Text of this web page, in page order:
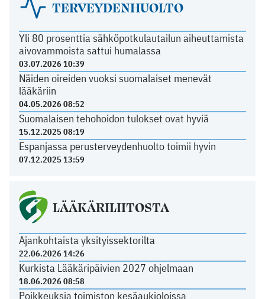
TERVEYDENHUOLTO
Yli 80 prosenttia sähköpotkulautailun aiheuttamista
aivovammoista sattui humalassa
03.07.2026 10:39
Näiden oireiden vuoksi suomalaiset menevät
lääkäriin
04.05.2026 08:52
Suomalaisen tehohoidon tulokset ovat hyviä
15.12.2025 08:19
Espanjassa perusterveydenhuolto toimii hyvin
07.12.2025 13:59
LÄÄKÄRILIITOSTA
Ajankohtaista yksityissektorilta
22.06.2026 14:26
Kurkista Lääkäripäivien 2027 ohjelmaan
18.06.2026 08:58
Poikkeuksia toimiston kesäaukioloissa